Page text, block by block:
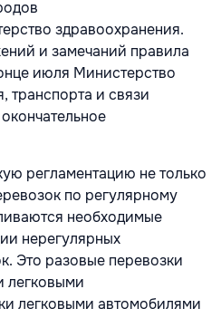
здравоохранения.
и замечаний правила
июля Министерство
транспорта и связи
регламентацию не только
по регулярному
необходимые
нерегулярных
Это разовые перевозки
легковыми
легковыми автомобилями